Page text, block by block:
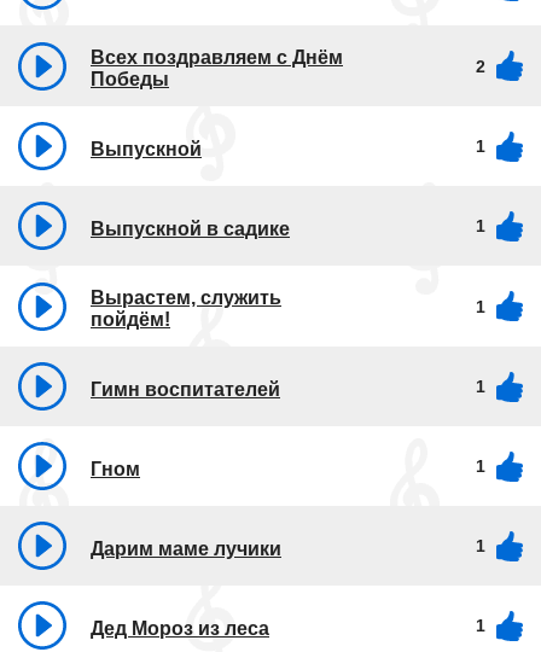
Всех поздравляем с Днём
Победы
2
Выпускной 1
Выпускной в садике 1
Вырастем, служить
пойдём!
1
Гимн воспитателей 1
Гном 1
Дарим маме лучики 1
Дед Мороз из леса 1